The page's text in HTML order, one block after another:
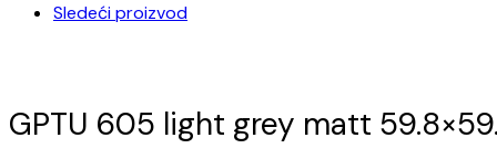
Sledeći proizvod
GPTU 605 light grey matt